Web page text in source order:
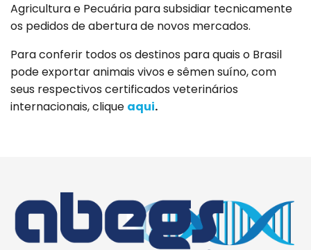
Agricultura e Pecuária para subsidiar tecnicamente
os pedidos de abertura de novos mercados.
Para conferir todos os destinos para quais o Brasil
pode exportar animais vivos e sêmen suíno, com
seus respectivos certificados veterinários
internacionais, clique aqui.